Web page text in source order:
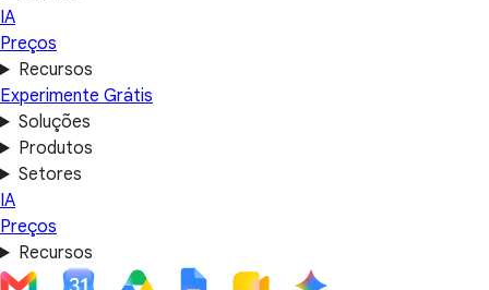
IA
Preços
Recursos
Experimente Grátis
Soluções
Produtos
Setores
IA
Preços
Recursos